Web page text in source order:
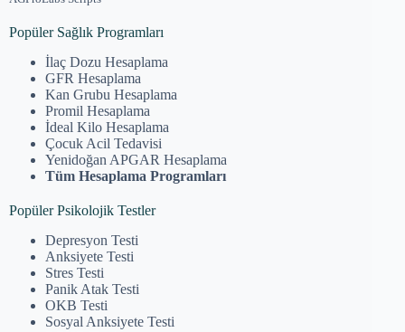
Popüler Sağlık Programları
İlaç Dozu Hesaplama
GFR Hesaplama
Kan Grubu Hesaplama
Promil Hesaplama
İdeal Kilo Hesaplama
Çocuk Acil Tedavisi
Yenidoğan APGAR Hesaplama
Tüm Hesaplama Programları
Popüler Psikolojik Testler
Depresyon Testi
Anksiyete Testi
Stres Testi
Panik Atak Testi
OKB Testi
Sosyal Anksiyete Testi